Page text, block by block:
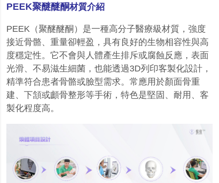
PEEK聚醚醚酮材質介紹
PEEK（聚醚醚酮）是一種高分子醫療級材質，強度
接近骨骼、重量卻輕盈，具有良好的生物相容性與高
度穩定性。它不會與人體產生排斥或腐蝕反應，表面
光滑、不易滋生細菌，也能透過3D列印客製化設計，
精準符合患者骨骼或臉型需求。常應用於顏面骨重
建、下頷或顱骨整形等手術，特色是堅固、耐用、客
製化程度高。